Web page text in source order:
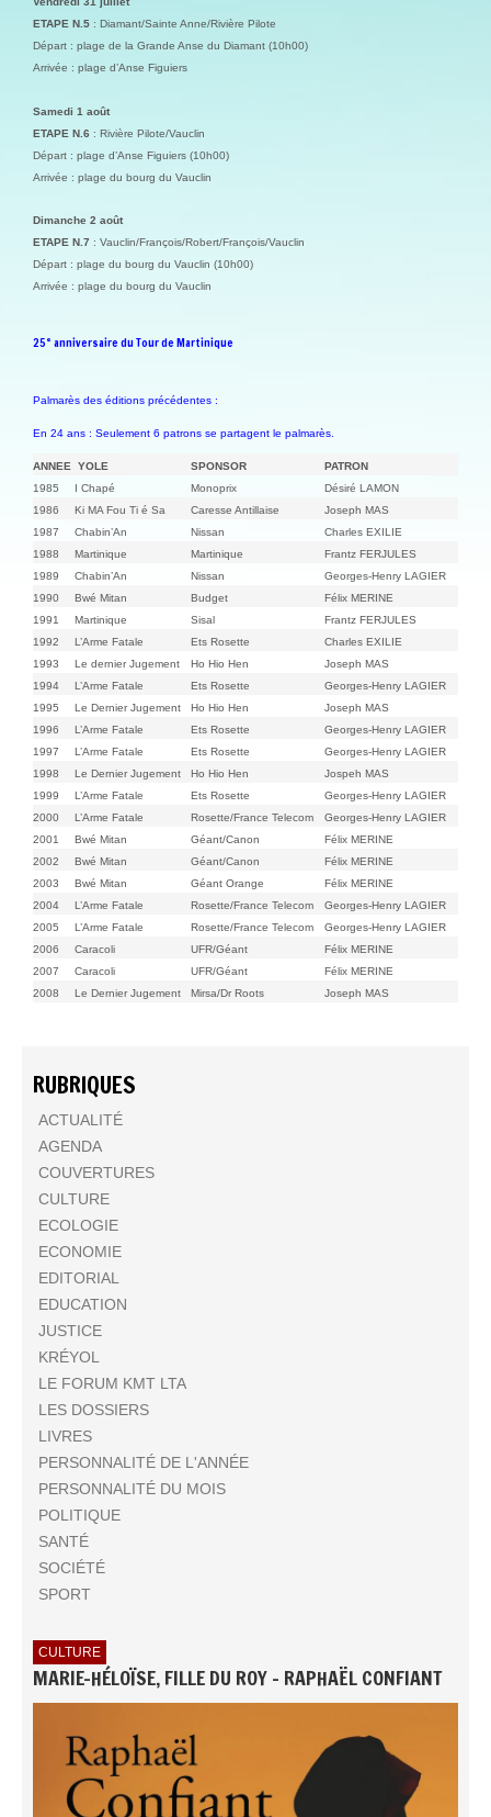
ETAPE N.5 : Diamant/Sainte Anne/Rivière Pilote
Départ : plage de la Grande Anse du Diamant (10h00)
Arrivée : plage d’Anse Figuiers
Samedi 1 août
ETAPE N.6 : Rivière Pilote/Vauclin
Départ : plage d’Anse Figuiers (10h00)
Arrivée : plage du bourg du Vauclin
Dimanche 2 août
ETAPE N.7 : Vauclin/François/Robert/François/Vauclin
Départ : plage du bourg du Vauclin (10h00)
Arrivée : plage du bourg du Vauclin
25° anniversaire du Tour de Martinique
Palmarès des éditions précédentes :
En 24 ans : Seulement 6 patrons se partagent le palmarès.
ANNEE YOLE SPONSOR
PATRON
1985
I Chapé Monoprix
Désiré LAMON
1986
Ki MA Fou Ti é Sa Caresse Antillaise
Joseph MAS
1987
Chabin’An Nissan
Charles EXILIE
1988
Martinique Martinique
Frantz FERJULES
1989
Chabin’An Nissan
Georges-Henry LAGIER
1990
Bwé Mitan Budget
Félix MERINE
1991
Martinique Sisal
Frantz FERJULES
1992
L’Arme Fatale Ets Rosette
Charles EXILIE
1993
Le dernier Jugement Ho Hio Hen
Joseph MAS
1994
L’Arme Fatale Ets Rosette
Georges-Henry LAGIER
1995
Le Dernier Jugement Ho Hio Hen
Joseph MAS
1996
L’Arme Fatale Ets Rosette
Georges-Henry LAGIER
1997
L’Arme Fatale Ets Rosette
Georges-Henry LAGIER
1998
Le Dernier Jugement Ho Hio Hen
Jospeh MAS
1999
L’Arme Fatale Ets Rosette
Georges-Henry LAGIER
2000
L’Arme Fatale Rosette/France Telecom
Georges-Henry LAGIER
2001
Bwé Mitan Géant/Canon
Félix MERINE
2002
Bwé Mitan Géant/Canon
Félix MERINE
2003
Bwé Mitan Géant Orange
Félix MERINE
2004
L’Arme Fatale Rosette/France Telecom
Georges-Henry LAGIER
2005
L’Arme Fatale Rosette/France Telecom
Georges-Henry LAGIER
2006
Caracoli UFR/Géant
Félix MERINE
2007
Caracoli UFR/Géant
Félix MERINE
2008
Le Dernier Jugement Mirsa/Dr Roots Joseph MAS
RUBRIQUES
ACTUALITÉ
AGENDA
COUVERTURES
CULTURE
ECOLOGIE
ECONOMIE
EDITORIAL
EDUCATION
JUSTICE
KRÉYOL
LE FORUM KMT LTA
LES DOSSIERS
LIVRES
PERSONNALITÉ DE L'ANNÉE
PERSONNALITÉ DU MOIS
POLITIQUE
SANTÉ
SOCIÉTÉ
SPORT
CULTURE
MARIE-HÉLOÏSE, FILLE DU ROY - RAPHAËL CONFIANT